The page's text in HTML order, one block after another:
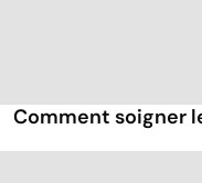
Comment soigner